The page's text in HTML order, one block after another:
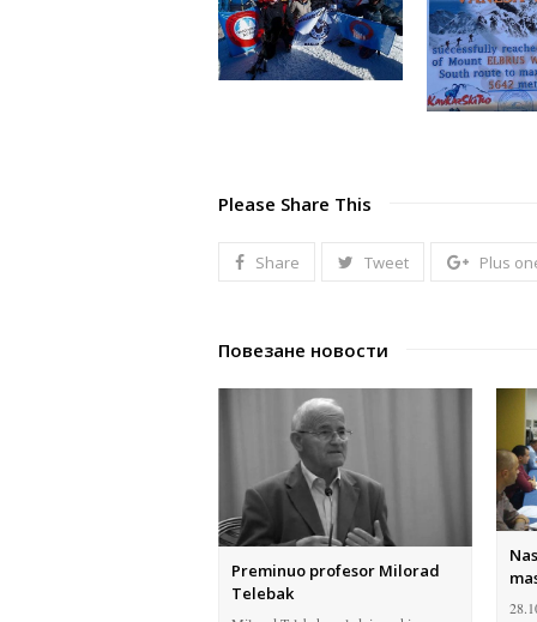
Please Share This
Share Tweet Plus
Повезане новости
Preminuo profesor Milorad
Telebak